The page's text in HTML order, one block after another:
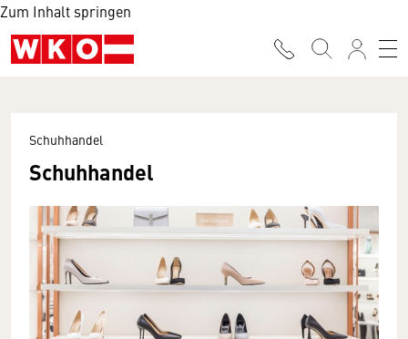
Zum Inhalt springen
Schuhhandel
Schuhhandel